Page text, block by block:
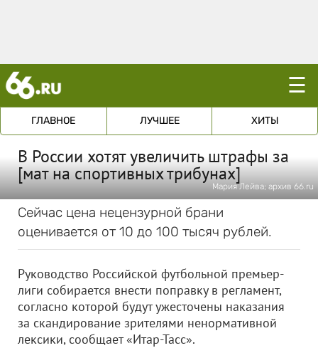
☰
ГЛАВНОЕ ЛУЧШЕЕ ХИТЫ
В России хотят увеличить штрафы за
[мат на спортивных трибунах]
Мария Лейва; архив 66.ru
Сейчас цена нецензурной брани
оценивается от 10 до 100 тысяч рублей.
Руководство Российской футбольной премьер-
лиги собирается внести поправку в регламент,
согласно которой будут ужесточены наказания
за скандирование зрителями ненормативной
лексики, сообщает «Итар-Тасс».